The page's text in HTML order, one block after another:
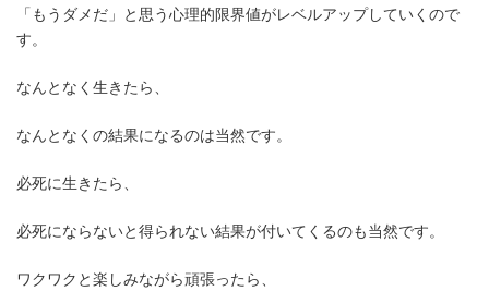
「もうダメだ」と思う心理的限界値がレベルアップしていくので
す。
なんとなく生きたら、
なんとなくの結果になるのは当然です。
必死に生きたら、
必死にならないと得られない結果が付いてくるのも当然です。
ワクワクと楽しみながら頑張ったら、